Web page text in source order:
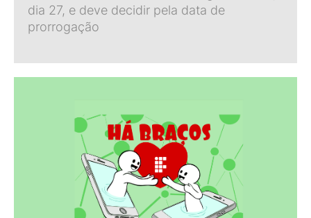
dia 27, e deve decidir pela data de
prorrogação